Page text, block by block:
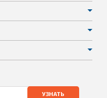
УЗНАТЬ